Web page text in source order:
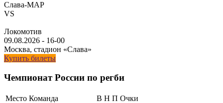
Слава-МАР
VS
Локомотив
09.08.2026 - 16-00
Москва, стадион «Слава»
Купить билеты
Чемпионат России по регби
Место Команда В Н П Очки